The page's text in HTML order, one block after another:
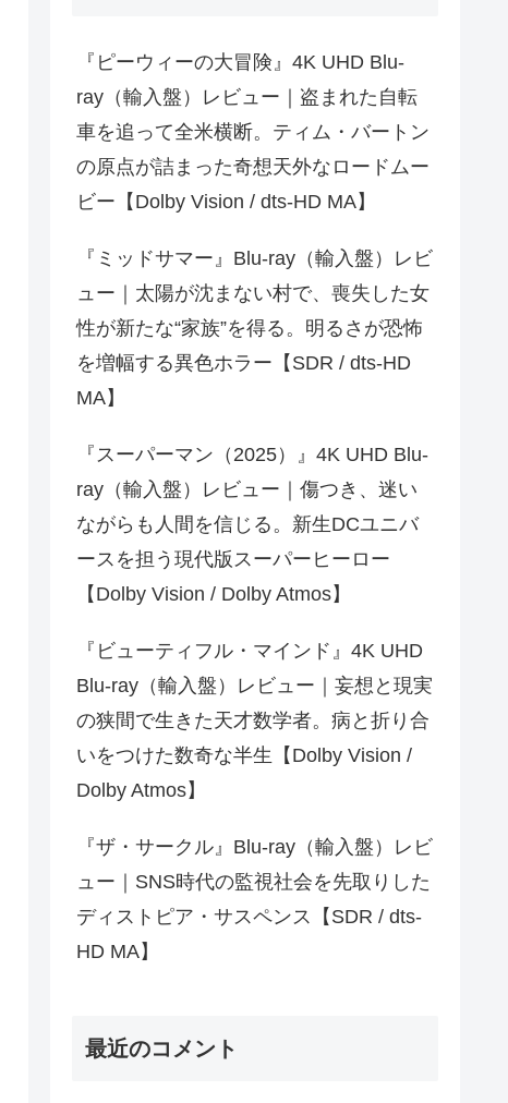
『ピーウィーの大冒険』4K UHD Blu-
ray（輸入盤）レビュー｜盗まれた自転
車を追って全米横断。ティム・バートン
の原点が詰まった奇想天外なロードムー
ビー【Dolby Vision / dts-HD MA】
『ミッドサマー』Blu-ray（輸入盤）レビ
ュー｜太陽が沈まない村で、喪失した女
性が新たな“家族”を得る。明るさが恐怖
を増幅する異色ホラー【SDR / dts-HD
MA】
『スーパーマン（2025）』4K UHD Blu-
ray（輸入盤）レビュー｜傷つき、迷い
ながらも人間を信じる。新生DCユニバ
ースを担う現代版スーパーヒーロー
【Dolby Vision / Dolby Atmos】
『ビューティフル・マインド』4K UHD
Blu-ray（輸入盤）レビュー｜妄想と現実
の狭間で生きた天才数学者。病と折り合
いをつけた数奇な半生【Dolby Vision /
Dolby Atmos】
『ザ・サークル』Blu-ray（輸入盤）レビ
ュー｜SNS時代の監視社会を先取りした
ディストピア・サスペンス【SDR / dts-
HD MA】
最近のコメント